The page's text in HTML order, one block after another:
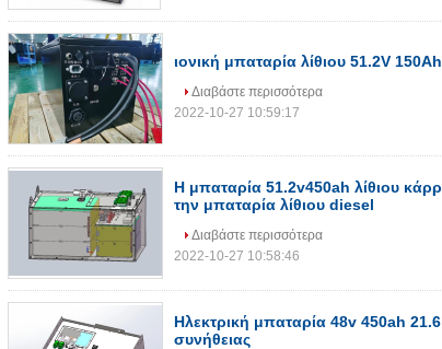
ιονική μπαταρία λίθιου 51.2V
Διαβάστε περισσότερα
2022-10-27 10:59:17
Η μπαταρία 51.2v450ah λίθιου
την μπαταρία λίθιου diesel
Διαβάστε περισσότερα
2022-10-27 10:58:46
Ηλεκτρική μπαταρία 48v 450ah
συνήθειας